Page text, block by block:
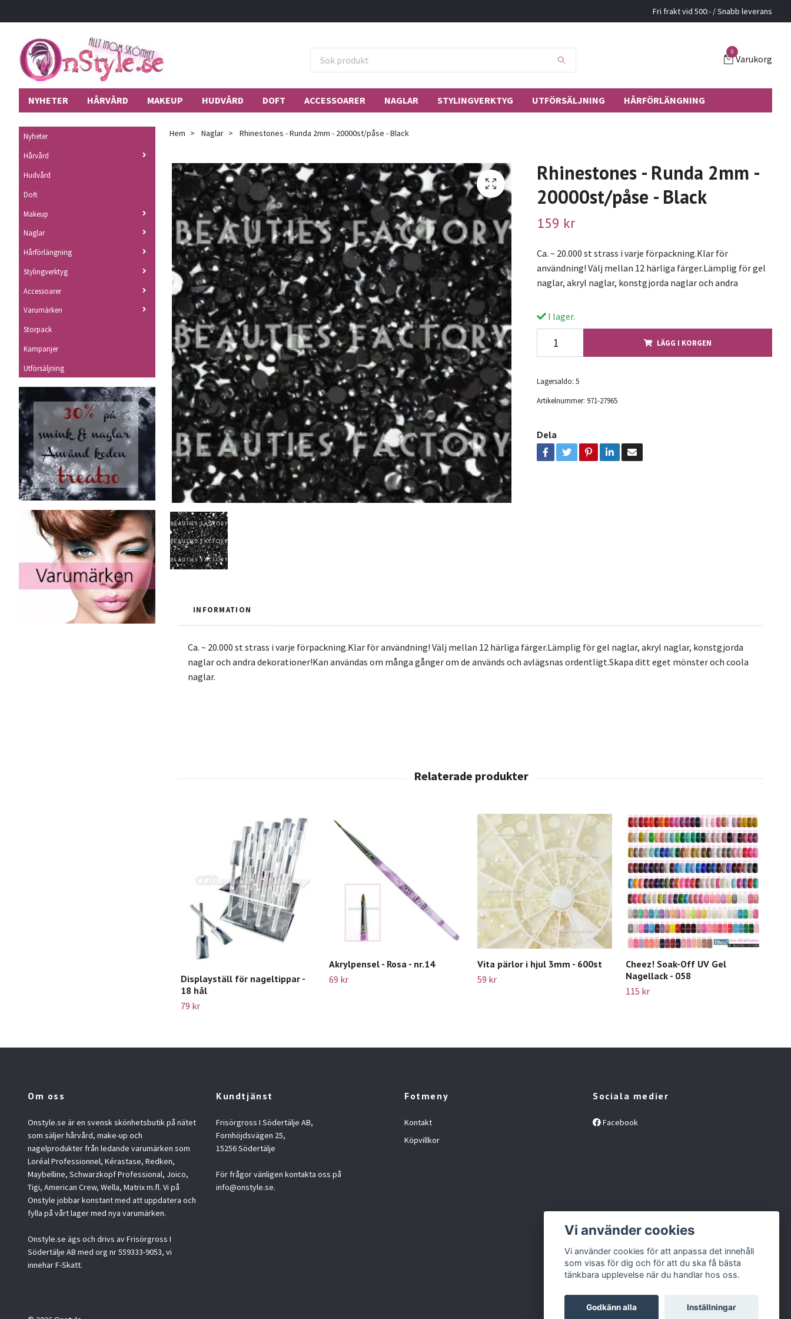
Fri frakt vid 500:- / Snabb leverans
0
Varukorg
NYHETER HÅRVÅRD MAKEUP HUDVÅRD DOFT ACCESSOARER NAGLAR STYLINGVERKTYG UTFÖRSÄLJNING HÅRFÖRLÄNGNING
Nyheter
Hårvård
Hudvård
Doft
Makeup
Naglar
Hårförlängning
Stylingverktyg
Accessoarer
Varumärken
Storpack
Kampanjer
Utförsäljning
Hem Naglar Rhinestones - Runda 2mm - 20000st/påse - Black
Rhinestones - Runda 2mm -
20000st/påse - Black
159 kr
Ca. ~ 20.000 st strass i varje förpackning.Klar för
användning! Välj mellan 12 härliga färger.Lämplig för gel
naglar, akryl naglar, konstgjorda naglar och andra
I lager.
LÄGG I KORGEN
Lagersaldo: 5
Artikelnummer: 971-27965
Dela
INFORMATION
Ca. ~ 20.000 st strass i varje förpackning.Klar för användning! Välj mellan 12 härliga färger.Lämplig för gel naglar, akryl naglar, konstgjorda
naglar och andra dekorationer!Kan användas om många gånger om de används och avlägsnas ordentligt.Skapa ditt eget mönster och coola
naglar.
Displayställ för nageltippar -
18 hål
79 kr
Akrylpensel - Rosa - nr.14
69 kr
Vita pärlor i hjul 3mm - 600st
59 kr
Cheez! Soak-Off UV Gel
Nagellack - 058
115 kr
Om oss
Onstyle.se är en svensk skönhetsbutik på nätet
som säljer hårvård, make-up och
nagelprodukter från ledande varumärken som
Loréal Professionnel, Kérastase, Redken,
Maybelline, Schwarzkopf Professional, Joico,
Tigi, American Crew, Wella, Matrix m.fl. Vi på
Onstyle jobbar konstant med att uppdatera och
fylla på vårt lager med nya varumärken.
Onstyle.se ägs och drivs av Frisörgross I
Södertälje AB med org nr 559333-9053, vi
innehar F-Skatt.
Kundtjänst
Frisörgross I Södertälje AB,
Fornhöjdsvägen 25,
15256 Södertälje
För frågor vänligen kontakta oss på
info@onstyle.se.
Fotmeny
Kontakt
Köpvillkor
Sociala medier
Facebook
Vi använder cookies
Vi använder cookies för att anpassa det innehåll
som visas för dig och för att du ska få bästa
tänkbara upplevelse när du handlar hos oss.
Godkänn alla Inställningar